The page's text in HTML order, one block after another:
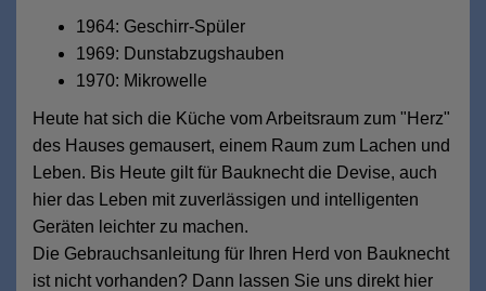
1964: Geschirr-Spüler
1969: Dunstabzugshauben
1970: Mikrowelle
Heute hat sich die Küche vom Arbeitsraum zum "Herz"
des Hauses gemausert, einem Raum zum Lachen und
Leben. Bis Heute gilt für Bauknecht die Devise, auch
hier das Leben mit zuverlässigen und intelligenten
Geräten leichter zu machen.
Die Gebrauchsanleitung für Ihren Herd von Bauknecht
ist nicht vorhanden? Dann lassen Sie uns direkt hier